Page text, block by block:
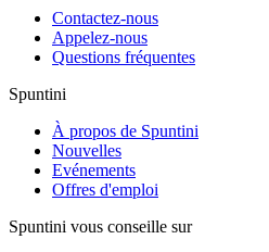
Contactez-nous
Appelez-nous
Questions fréquentes
Spuntini
À propos de Spuntini
Nouvelles
Evénements
Offres d'emploi
Spuntini vous conseille sur